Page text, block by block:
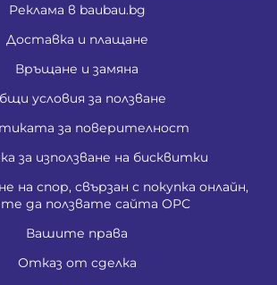
Реклама в baubau.bg
Доставка и плащане
Връщане и замяна
условия за ползване
за поверителност
за използване на бисквитки
на спор, свързан с покупка онлайн,
да ползвате сайта ОРС
Вашите права
Отказ от сделка